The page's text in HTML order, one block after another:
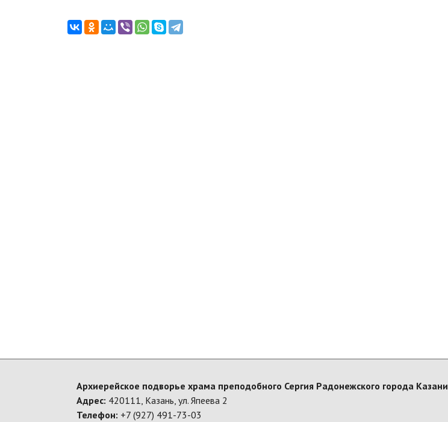
Архиерейское подворье храма преподобного Сергия Радонежского города Казани
Адрес: 420111, Казань, ул. Япеева 2
Телефон: +7 (927) 491-73-03